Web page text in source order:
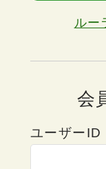
ルー
会
ユーザーID